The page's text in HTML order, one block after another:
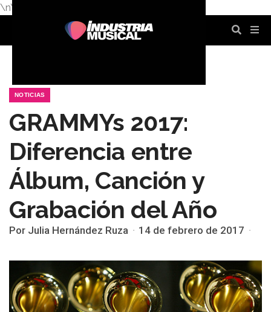
\n\n
NOTICIAS
GRAMMYs 2017:
Diferencia entre
Álbum, Canción y
Grabación del Año
Por Julia Hernández Ruza 14 de febrero de 2017